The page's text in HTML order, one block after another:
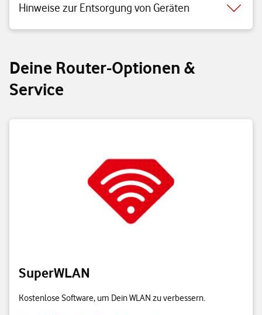
Hinweise zur Entsorgung von Geräten
Deine Router-Optionen &
Service
SuperWLAN
Kostenlose Software, um Dein WLAN zu verbessern.